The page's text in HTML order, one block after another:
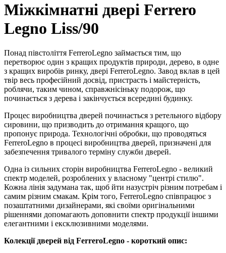
Міжкімнатні двері Ferrero
Legno Liss/90
Понад півстоліття FerreroLegno займається тим, що
перетворює один з кращих продуктів природи, дерево, в одне
з кращих виробів ринку, двері FerreroLegno. Завод вклав в цей
твір весь професійний досвід, пристрасть і майстерність,
роблячи, таким чином, справжнісіньку подорож, що
починається з дерева і закінчується всередині будинку.
Процес виробництва дверей починається з ретельного відбору
сировини, що призводить до отримання кращого, що
пропонує природа. Технологічні обробки, що проводяться
FerreroLegno в процесі виробництва дверей, призначені для
забезпечення тривалого терміну служби дверей.
Одна із сильних сторін виробництва FerreroLegno - великий
спектр моделей, розроблених у власному "центрі стилю".
Кожна лінія задумана так, щоб йти назустріч різним потребам і
самим різним смакам. Крім того, FerreroLegno співпрацює з
позаштатними дизайнерами, які своїми оригінальними
рішеннями допомагають доповнити спектр продукції іншими
елегантними і ексклюзивними моделями.
Колекції дверей від FerreroLegno - короткий опис: